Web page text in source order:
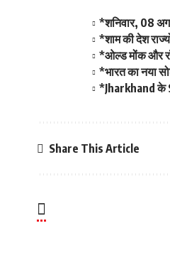
*शनिवार, 08
*शाम की देश
*ओल्ड मोंक और
*भारत का नया
*Jharkhand के
Share This Article